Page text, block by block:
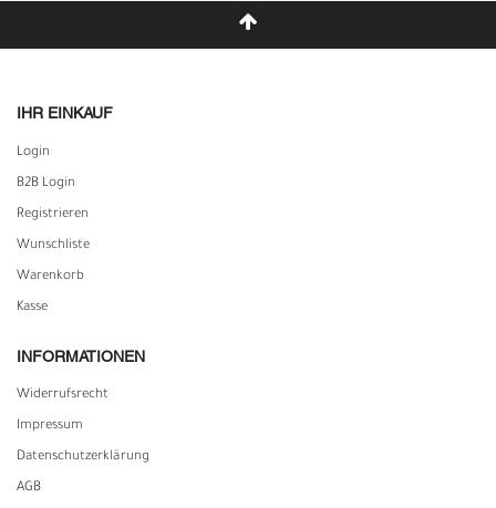
IHR EINKAUF
Login
B2B Login
Registrieren
Wunschliste
Warenkorb
Kasse
INFORMATIONEN
Widerrufs­recht
Impressum
Daten­schutz­erklärung
AGB